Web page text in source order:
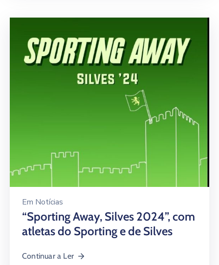
Em Notícias
“Sporting Away, Silves 2024”, com
atletas do Sporting e de Silves
Continuar a Ler